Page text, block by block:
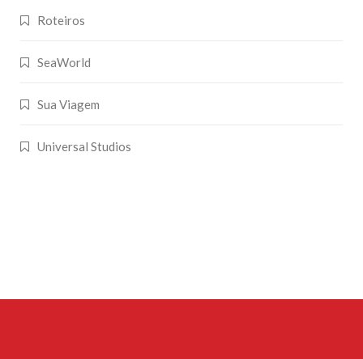
Roteiros
SeaWorld
Sua Viagem
Universal Studios